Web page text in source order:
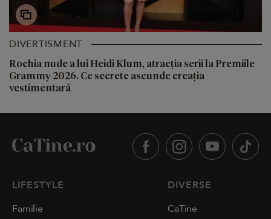
DIVERTISMENT
Rochia nude a lui Heidi Klum, atracția serii la Premiile
Grammy 2026. Ce secrete ascunde creația
vestimentară
LIFESTYLE
Familie
DIVERSE
CaTine